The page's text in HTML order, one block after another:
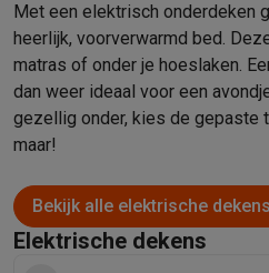
Met een elektrisch onderdeken
heerlijk, voorverwarmd bed.
matras of onder je hoeslaken.
dan weer ideaal voor een
gezellig onder, kies de gepaste
maar!
Bekijk alle elektrische dekens
Elektrische dekens